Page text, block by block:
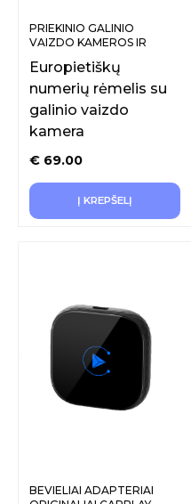
PRIEKINIO GALINIO
VAIZDO KAMEROS IR
Europietiškų
numerių rėmelis su
galinio vaizdo
kamera
€ 69.00
Į KREPŠELĮ
BEVIELIAI ADAPTERIAI